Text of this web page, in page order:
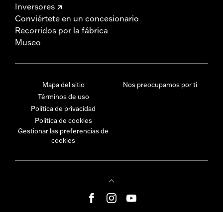
Inversores
Conviértete en un concesionario
Recorridos por la fábrica
Museo
Mapa del sitio
Términos de uso
Política de privacidad
Política de cookies
Gestionar las preferencias de
cookies
Nos preocupamos por ti